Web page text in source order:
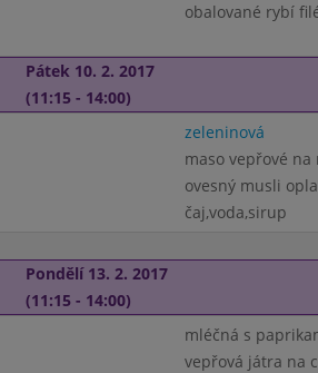
obalované rybí
Pátek 10. 2. 2017
(11:15 - 14:00)
zeleninová
maso vepřové na
ovesný musli
čaj,voda,sirup
Pondělí 13. 2. 2017
(11:15 - 14:00)
mléčná s
vepřová játra na